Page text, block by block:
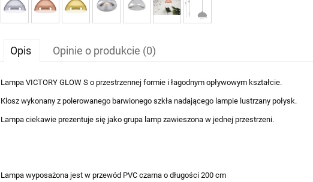
Opis Opinie o produkcie (0)
Lampa VICTORY GLOW S o przestrzennej formie i łagodnym opływowym kształcie.
Klosz wykonany z polerowanego barwionego szkła nadającego lampie lustrzany połysk.
Lampa ciekawie prezentuje się jako grupa lamp zawieszona w jednej przestrzeni.
Lampa wyposażona jest w przewód PVC czarna o długości 200 cm